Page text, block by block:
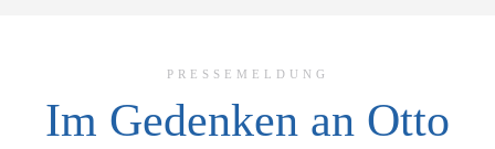
PRESSEMELDUNG
Im Gedenken an Otto